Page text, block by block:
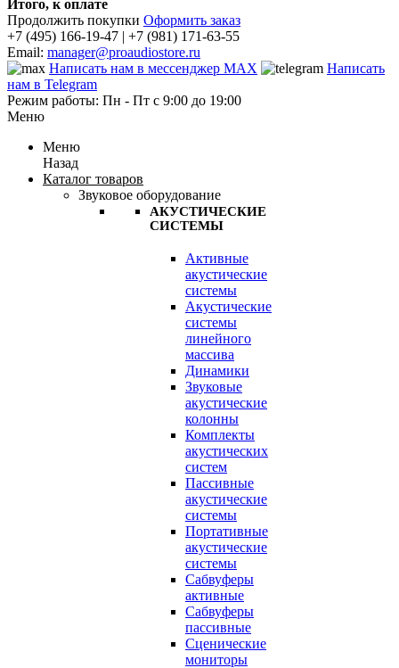
Итого, к оплате
Продолжить покупки Оформить заказ
+7 (495) 166-19-47 | +7 (981) 171-63-55
Email: manager@proaudiostore.ru
Написать нам в мессенджер MAX
Написать
нам в Telegram
Режим работы: Пн - Пт с 9:00 до 19:00
Меню
Меню
Назад
Каталог товаров
Звуковое оборудование
АКУСТИЧЕСКИЕ
СИСТЕМЫ
Активные
акустические
системы
Акустические
системы
линейного
массива
Динамики
Звуковые
акустические
колонны
Комплекты
акустических
систем
Пассивные
акустические
системы
Портативные
акустические
системы
Сабвуферы
активные
Сабвуферы
пассивные
Сценические
мониторы